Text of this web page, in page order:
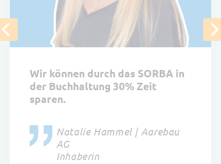
Wir können durch das SORBA in
der Buchhaltung 30% Zeit
sparen.
Natalie Hammel | Aarebau
AG
Inhaberin